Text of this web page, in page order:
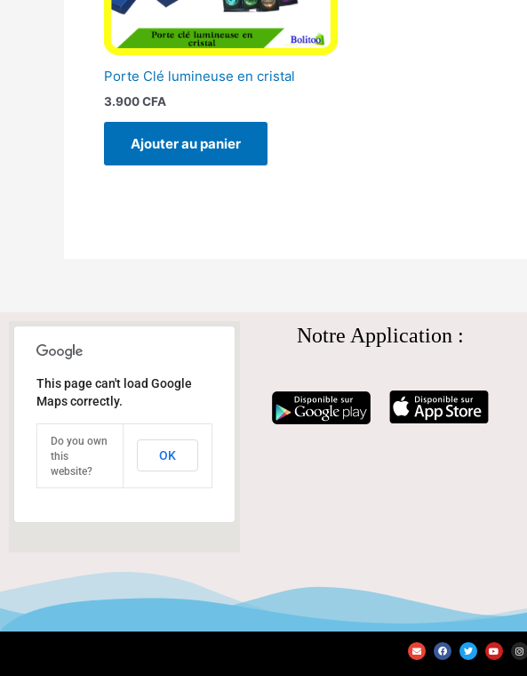
Porte Clé lumineuse en cristal
3.900CFA
Ajouter au panier
This page can't load Google
Maps correctly.
Do you own
this
website?
OK
Notre Application :
E
n
v
F
a
c
T
w
i
Y
o
u
I
n
s